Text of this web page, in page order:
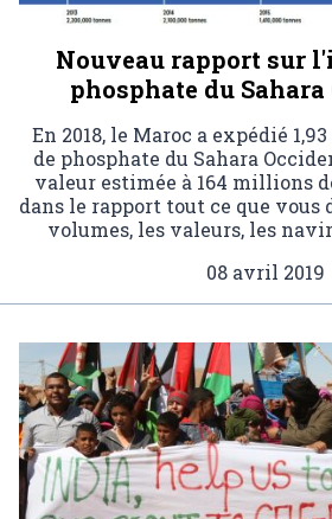
Nouveau rapport sur
phosphate du
En 2018, le Maroc a expédié
de phosphate du Sahara
valeur estimée à 164 millions
dans le rapport tout ce que vous
volumes, les valeurs, les
08 avril 2019